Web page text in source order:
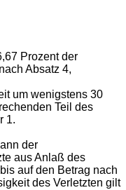
Prozent der
Absatz 4,
um wenigstens 30
Teil des
1.
der
aus Anlaß des
auf den Betrag nach
des Verletzten gilt